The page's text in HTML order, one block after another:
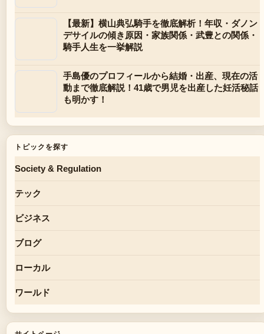
【最新】横山典弘騎手を徹底解析！年収・ダノン
デサイルの傾き原因・家族関係・武豊との関係・
騎手人生を一挙解説
手島優のプロフィールから結婚・出産、現在の活
動まで徹底解説！41歳で男児を出産した妊活秘話
も明かす！
トピックを探す
Society & Regulation
テック
ビジネス
ブログ
ローカル
ワールド